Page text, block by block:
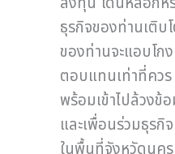
ธุรกิจของท่านเติบ
ของท่านจะแอบโก
ตอบแทนเท่าที่คว
พร้อมเข้าไปล้วงข้
และเพื่อนร่วมธุรกิ
ในพื้นที่จังหวัดนคร